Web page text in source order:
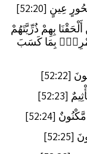
[52:20]
بِهِمْ ذُرِّيَّتَهُمْ
ٱمْرِئٍۭ بِمَا كَسَبَ
[52:24]